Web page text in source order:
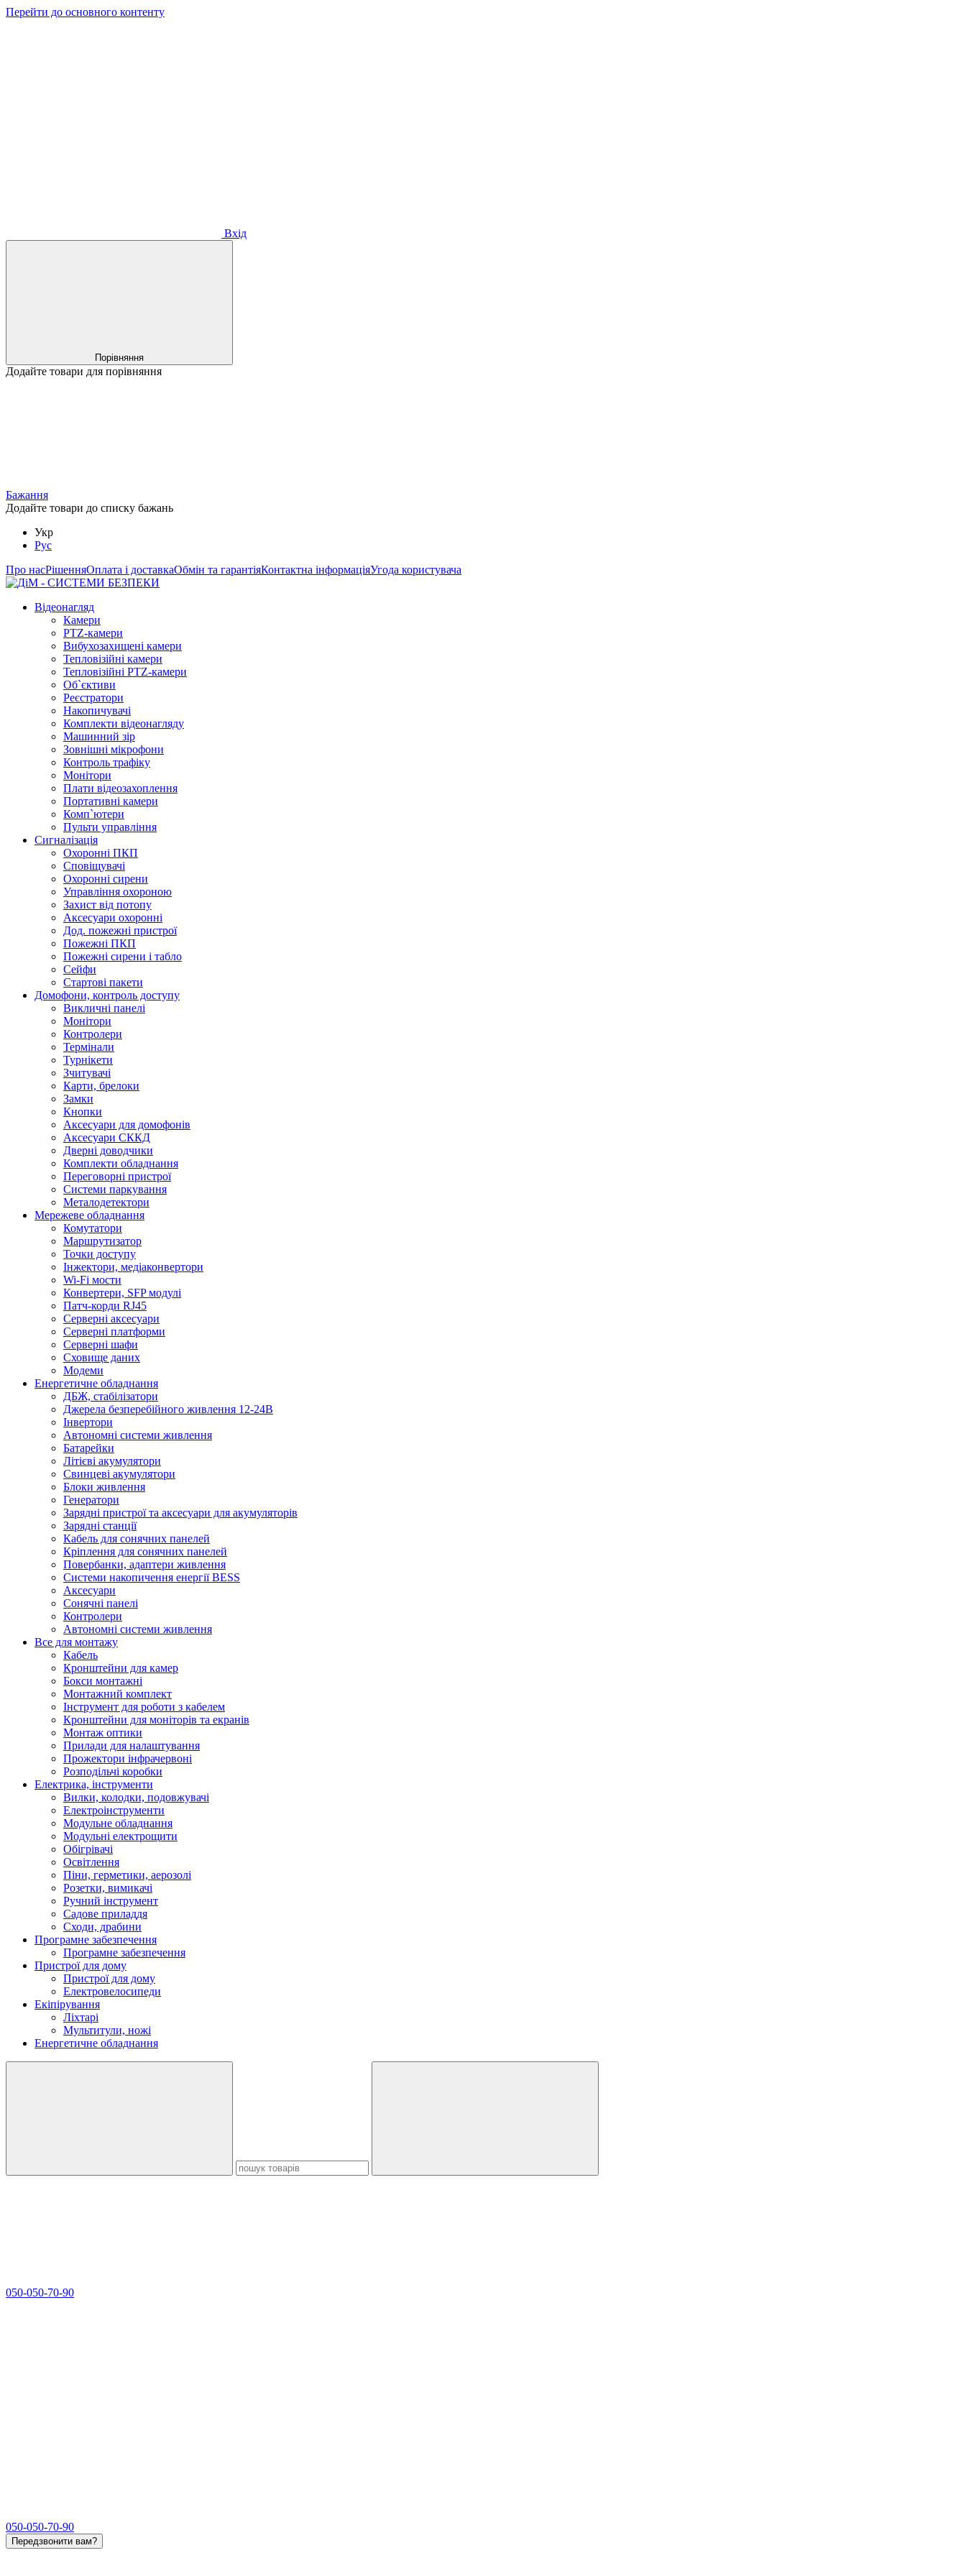
Перейти до основного контенту
Вхід
Порівняння
Додайте товари для порівняння
Бажання
Додайте товари до списку бажань
Укр
Рус
Про насРішенняОплата і доставкаОбмін та гарантіяКонтактна інформаціяУгода користувача
Відеонагляд
Камери
PTZ-камери
Вибухозахищені камери
Тепловізійні камери
Тепловізійні PTZ-камери
Об`єктиви
Реєстратори
Накопичувачі
Комплекти відеонагляду
Машинний зір
Зовнішні мікрофони
Контроль трафіку
Монітори
Плати відеозахоплення
Портативні камери
Комп`ютери
Пульти управління
Сигналізація
Охоронні ПКП
Сповіщувачі
Охоронні сирени
Управління охороною
Захист від потопу
Аксесуари охоронні
Дод. пожежні пристрої
Пожежні ПКП
Пожежні сирени і табло
Сейфи
Стартові пакети
Домофони, контроль доступу
Викличні панелі
Монітори
Контролери
Термінали
Турнікети
Зчитувачі
Карти, брелоки
Замки
Кнопки
Аксесуари для домофонів
Аксесуари СККД
Дверні доводчики
Комплекти обладнання
Переговорні пристрої
Системи паркування
Металодетектори
Мережеве обладнання
Комутатори
Маршрутизатор
Точки доступу
Інжектори, медіаконвертори
Wi-Fi мости
Конвертери, SFP модулі
Патч-корди RJ45
Серверні аксесуари
Серверні платформи
Серверні шафи
Сховище даних
Модеми
Енергетичне обладнання
ДБЖ, стабілізатори
Джерела безперебійного живлення 12-24В
Інвертори
Автономні системи живлення
Батарейки
Літієві акумулятори
Свинцеві акумулятори
Блоки живлення
Генератори
Зарядні пристрої та аксесуари для акумуляторів
Зарядні станції
Кабель для сонячних панелей
Кріплення для сонячних панелей
Повербанки, адаптери живлення
Системи накопичення енергії BESS
Аксесуари
Сонячні панелі
Контролери
Автономні системи живлення
Все для монтажу
Кабель
Кронштейни для камер
Бокси монтажні
Монтажний комплект
Інструмент для роботи з кабелем
Кронштейни для моніторів та екранів
Монтаж оптики
Прилади для налаштування
Прожектори інфрачервоні
Розподільчі коробки
Електрика, інструменти
Вилки, колодки, подовжувачі
Електроінструменти
Модульне обладнання
Модульні електрощити
Обігрівачі
Освітлення
Піни, герметики, аерозолі
Розетки, вимикачі
Ручний інструмент
Садове приладдя
Сходи, драбини
Програмне забезпечення
Програмне забезпечення
Пристрої для дому
Пристрої для дому
Електровелосипеди
Екіпірування
Ліхтарі
Мультитули, ножі
Енергетичне обладнання
050-050-70-90
050-050-70-90
Передзвонити вам?